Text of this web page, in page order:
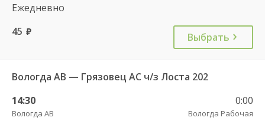
Ежедневно
45 руб. Выбрать
Вологда АВ — Грязовец АС ч/з Лоста 202
14:30
Вологда АВ
0:00
Вологда Рабочая